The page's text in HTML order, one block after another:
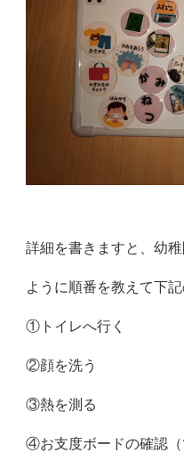
詳細を書きますと、幼
ように順番を教えて下
①トイレへ行く
②顔を洗う
③熱を測る
④お支度ボードの確認（